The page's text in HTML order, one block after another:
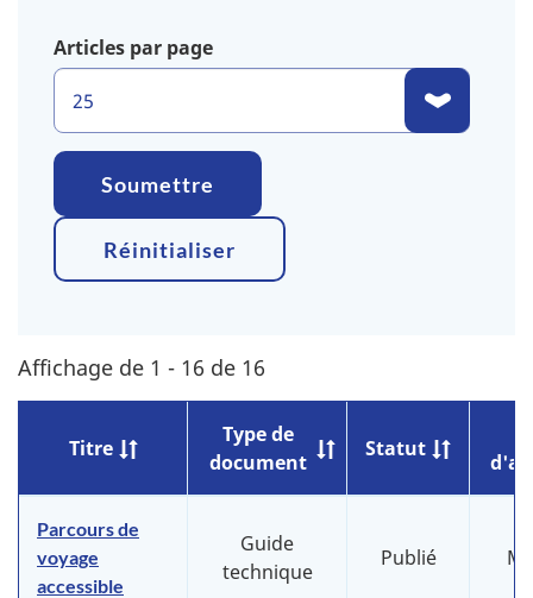
Articles par page
Soumettre
Réinitialiser
Affichage de 1 - 16 de 16
Titre
Type de
document
Statut
Parcours de
voyage
accessible
Guide
technique
Publié